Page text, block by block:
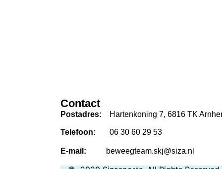
Postadres: Hartenkoning 7, 6816 TK
Telefoon: 06 30 60 29 53
E-mail: beweegteam.skj@siza.nl